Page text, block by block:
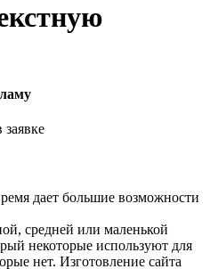
дает большие возможности
средней или маленькой
некоторые используют для
нет. Изготовление сайта